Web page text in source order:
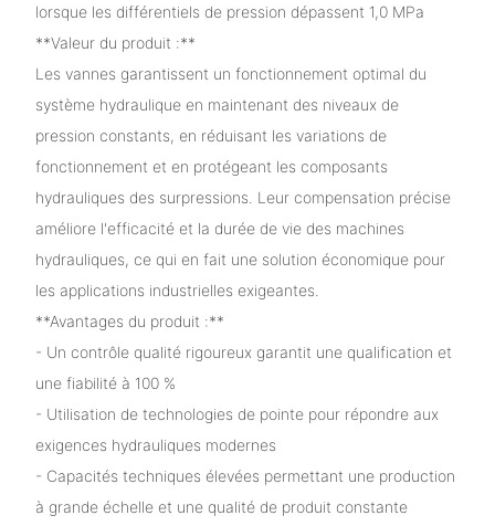
lorsque les différentiels de pression dépassent 1,0 MPa
**Valeur du produit :**
Les vannes garantissent un fonctionnement optimal du
système hydraulique en maintenant des niveaux de
pression constants, en réduisant les variations de
fonctionnement et en protégeant les composants
hydrauliques des surpressions. Leur compensation précise
améliore l'efficacité et la durée de vie des machines
hydrauliques, ce qui en fait une solution économique pour
les applications industrielles exigeantes.
**Avantages du produit :**
- Un contrôle qualité rigoureux garantit une qualification et
une fiabilité à 100 %
- Utilisation de technologies de pointe pour répondre aux
exigences hydrauliques modernes
- Capacités techniques élevées permettant une production
à grande échelle et une qualité de produit constante